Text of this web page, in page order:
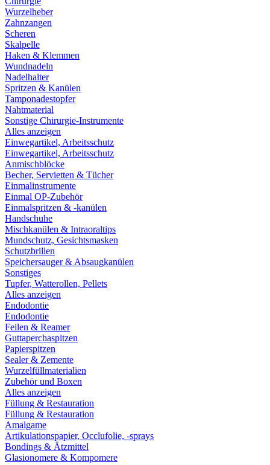
Wurzelheber
Zahnzangen
Scheren
Skalpelle
Haken & Klemmen
Wundnadeln
Nadelhalter
Spritzen & Kanülen
Tamponadestopfer
Nahtmaterial
Sonstige Chirurgie-Instrumente
Alles anzeigen
Einwegartikel, Arbeitsschutz
Einwegartikel, Arbeitsschutz
Anmischblöcke
Becher, Servietten & Tücher
Einmalinstrumente
Einmal OP-Zubehör
Einmalspritzen & -kanülen
Handschuhe
Mischkanülen & Intraoraltips
Mundschutz, Gesichtsmasken
Schutzbrillen
Speichersauger & Absaugkanülen
Sonstiges
Tupfer, Watterollen, Pellets
Alles anzeigen
Endodontie
Endodontie
Feilen & Reamer
Guttaperchaspitzen
Papierspitzen
Sealer & Zemente
Wurzelfüllmaterialien
Zubehör und Boxen
Alles anzeigen
Füllung & Restauration
Füllung & Restauration
Amalgame
Artikulationspapier, Occlufolie, -sprays
Bondings & Ätzmittel
Glasionomere & Kompomere